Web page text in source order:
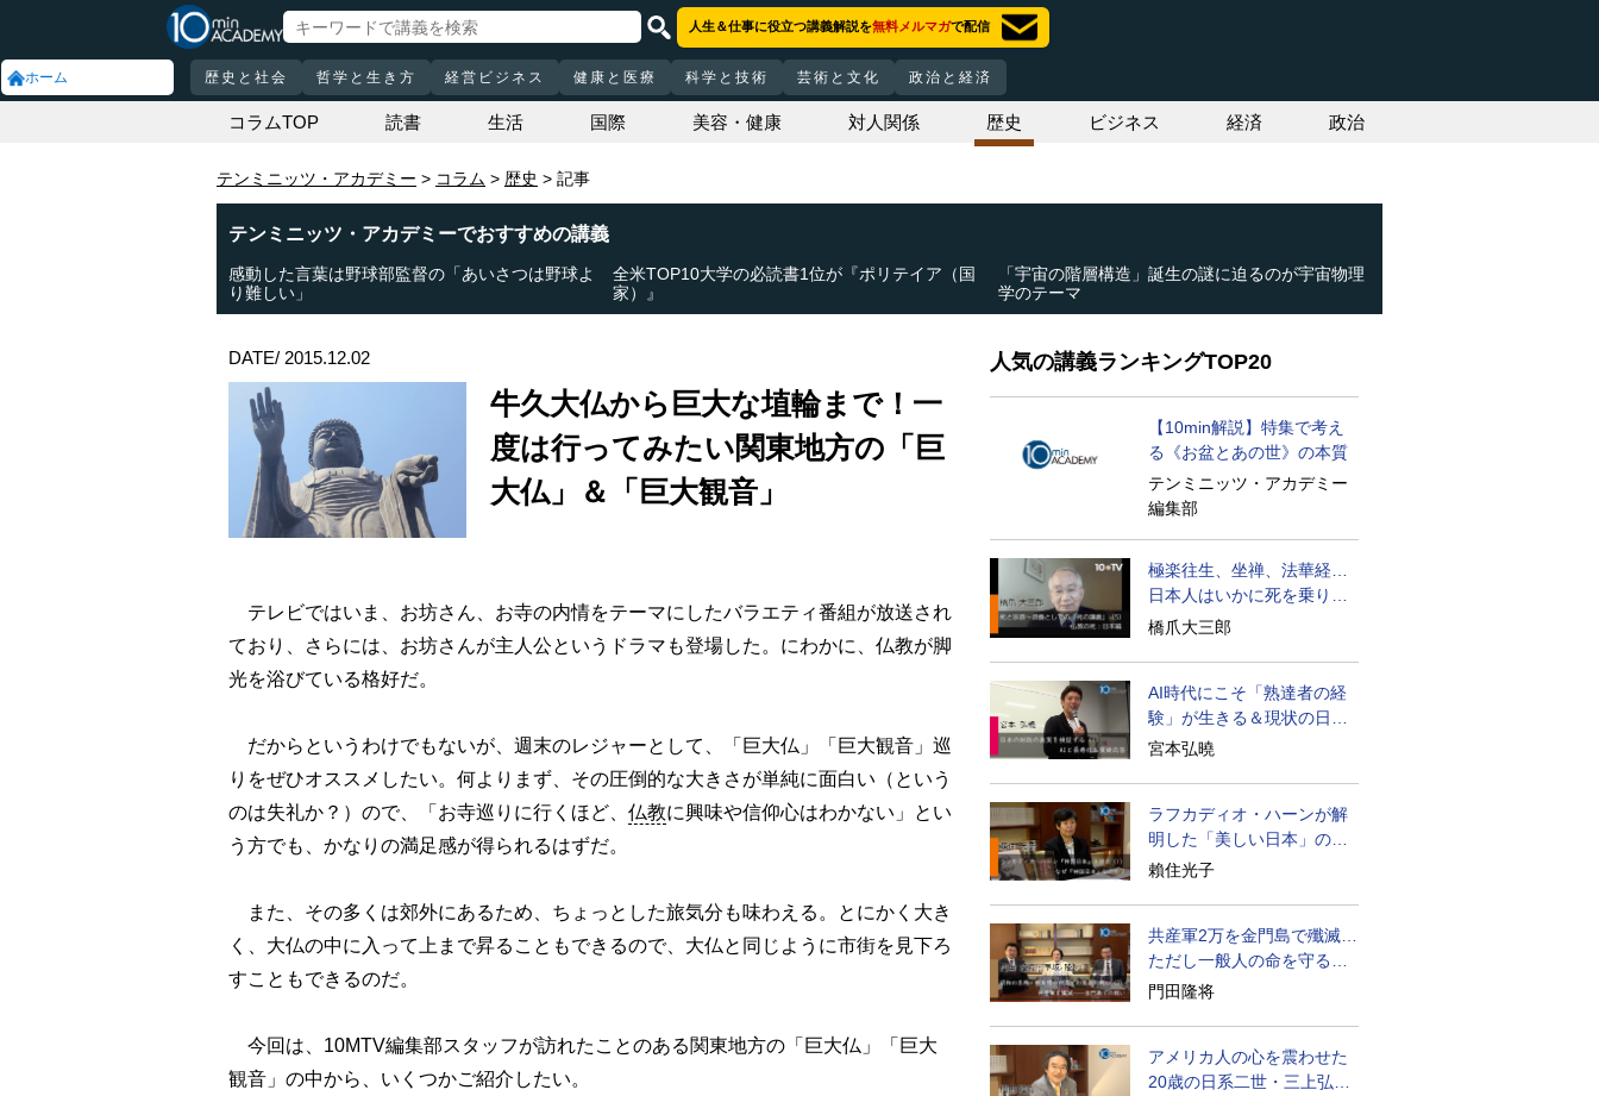
ホーム
人生＆仕事に役立つ講義解説を無料メルマガで配信
歴史と社会 哲学と生き方 経営ビジネス 健康と医療 科学と技術 芸術と文化 政治と経済
コラムTOP 読書 生活 国際 美容・健康 対人関係 歴史 ビジネス 経済 政治
テンミニッツ・アカデミー コラム 歴史 記事
テンミニッツ・アカデミーでおすすめの講義
感動した言葉は野球部監督の「あいさつは野球よ
り難しい」
全米TOP10大学の必読書1位が『ポリテイア（国
家）』
「宇宙の階層構造」誕生の謎に迫るのが宇宙物理
学のテーマ
DATE/ 2015.12.02
牛久大仏から巨大な埴輪まで！一
度は行ってみたい関東地方の「巨
大仏」＆「巨大観音」
テレビではいま、お坊さん、お寺の内情をテーマにしたバラエティ番組が放送され
ており、さらには、お坊さんが主人公というドラマも登場した。にわかに、仏教が脚
光を浴びている格好だ。
だからというわけでもないが、週末のレジャーとして、「巨大仏」「巨大観音」巡
りをぜひオススメしたい。何よりまず、その圧倒的な大きさが単純に面白い（という
のは失礼か？）ので、「お寺巡りに行くほど、 仏教に興味や信仰心はわかない」とい
う方でも、かなりの満足感が得られるはずだ。
また、その多くは郊外にあるため、ちょっとした旅気分も味わえる。とにかく大き
く、大仏の中に入って上まで昇ることもできるので、大仏と同じように市街を見下ろ
すこともできるのだ。
今回は、10MTV編集部スタッフが訪れたことのある関東地方の「巨大仏」「巨大
観音」の中から、いくつかご紹介したい。
人気の講義ランキングTOP20
【10min解説】特集で考え
る《お盆とあの世》の本質
テンミニッツ・アカデミー
編集部
極楽往生、坐禅、法華経…
日本人はいかに死を乗り越
えるか
橋爪大三郎
AI時代にこそ「熟達者の経
験」が生きる＆現状の日本
経済の実情は
宮本弘曉
ラフカディオ・ハーンが解
明した「美しい日本」の秘
密と未来
賴住光子
共産軍2万を金門島で殲滅…
ただし一般人の命を守る軍
人の本義を重視
門田隆将
アメリカ人の心を震わせた
20歳の日系二世・三上弘文